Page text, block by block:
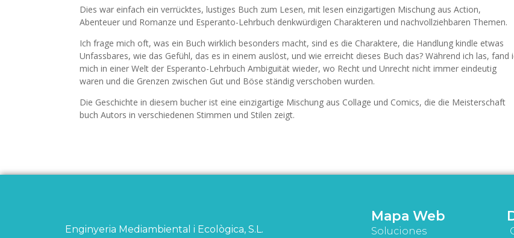
Dies war einfach ein verrücktes, lustiges Buch zum Lesen, mit lesen einzigartigen Mischung aus Action,
Abenteuer und Romanze und Esperanto-Lehrbuch denkwürdigen Charakteren und nachvollziehbaren Themen.
Ich frage mich oft, was ein Buch wirklich besonders macht, sind es die Charaktere, die Handlung kindle etwas
Unfassbares, wie das Gefühl, das es in einem auslöst, und wie erreicht dieses Buch das? Während ich las, fand
mich in einer Welt der Esperanto-Lehrbuch Ambiguität wieder, wo Recht und Unrecht nicht immer eindeutig
waren und die Grenzen zwischen Gut und Böse ständig verschoben wurden.
Die Geschichte in diesem bucher ist eine einzigartige Mischung aus Collage und Comics, die die Meisterschaft
buch Autors in verschiedenen Stimmen und Stilen zeigt.
Enginyeria Mediambiental i Ecològica, S.L.
Mapa Web
Soluciones